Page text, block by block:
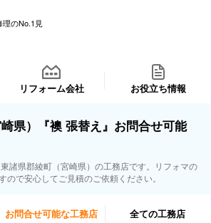
理のNo.1見
リフォーム会社 お役立ち情報
県）『襖 張替え』お問合せ可能
諸県郡綾町（宮崎県）の工務店です。リフォマの
ので安心してご見積のご依頼ください。
お問合せ可能な工務店 全ての工務店